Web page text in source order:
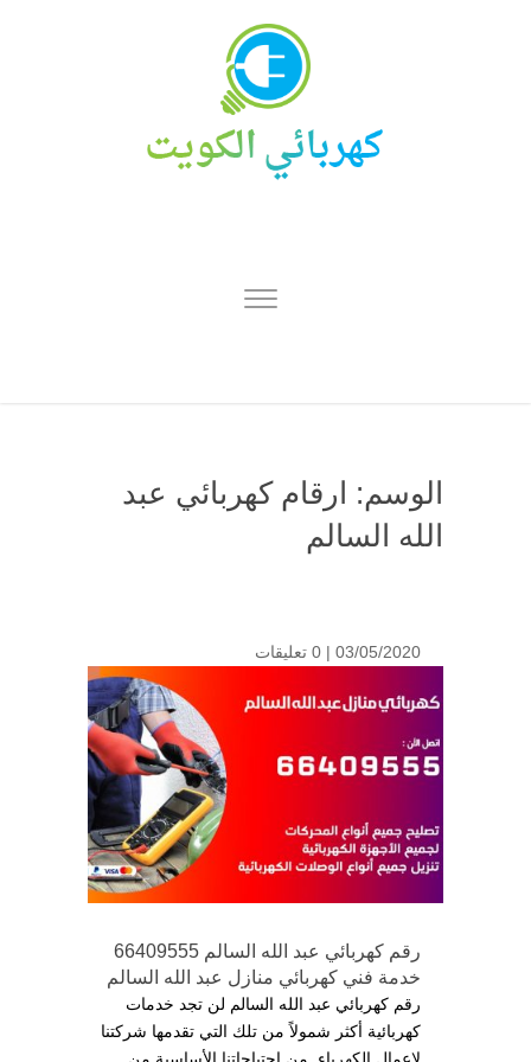
الوسم: ارقام كهربائي عبد
الله السالم
03/05/2020 | 0 تعليقات
رقم كهربائي عبد الله السالم 66409555
خدمة فني كهربائي منازل عبد الله السالم
رقم كهربائي عبد الله السالم لن تجد خدمات
كهربائية أكثر شمولاً من تلك التي تقدمها شركتنا